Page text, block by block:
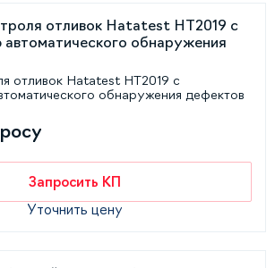
отливок Hatatest HT2019 с
обнаружения дефектов
Запросить КП
Уточнить цену